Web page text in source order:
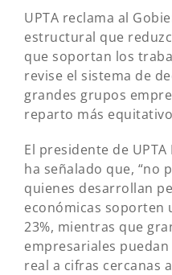
UPTA reclama al
estructural que
que soportan los
revise el sistema de
grandes grupos
reparto más
El presidente de
ha señalado que, “no
quienes desarrollan
económicas soporten
23%, mientras que
empresariales
real a cifras cercanas